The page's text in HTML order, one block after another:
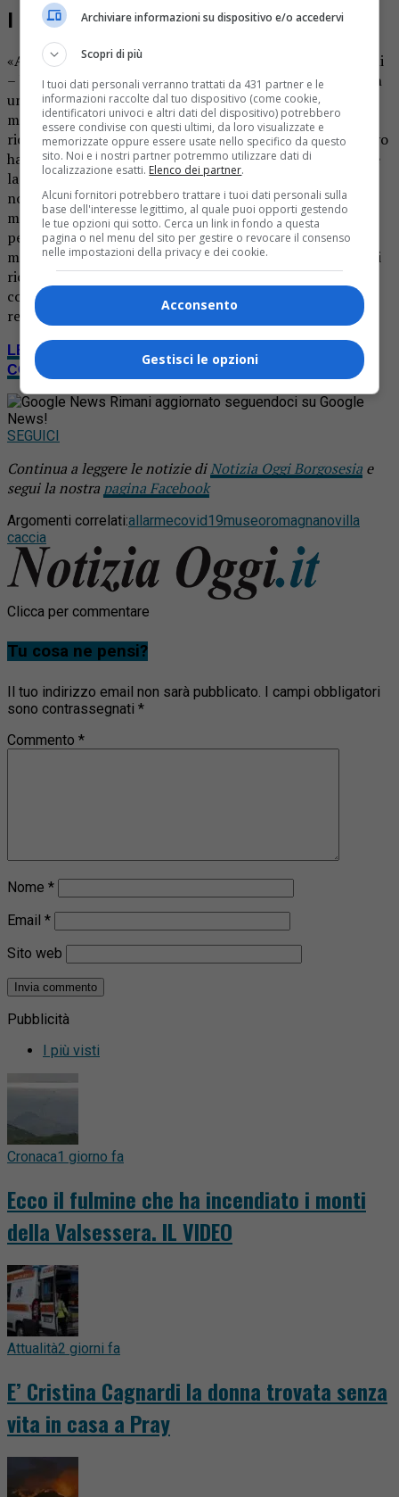
I sintomi
«Alcuni giorni prima – afferma il presidente Franco Tinelli
– l’intero personale del museo era venuto in contatto con
una persona, che nella giornata di venerdì 11, aveva
manifestato sintomi influenzali, potenzialmente
riconducibili all’infezione da Covid-19. Il consiglio direttivo
ha preferito sospendere tutte le attività al fine di tutelare
la sicurezza degli utenti, del personale e dei volontari. Per
non generare inutili allarmismi si è preferito addurre una
motivazione generica, anche per tutelare la privacy delle
persone coinvolte. Con il passare dei giorni, i sintomi
manifestati dalla persona in questione non si sono rivelati
riconducibili al Covid-19, dato che non poteva essere
conosciuto venerdì. Ora le attività del museo riprendono
regolarmente».
LEGGI NOTIZIA OGGI DA CASA: IL TUO GIORNALE
COMPLETO IN VERSIONE DIGITALE
Rimani aggiornato seguendoci su Google
News!
SEGUICI
Continua a leggere le notizie diNotizia Oggi Borgosesia e
segui la nostra pagina Facebook
Argomenti correlati:allarmecovid19museoromagnanovilla
caccia
Clicca per commentare
Tu cosa ne pensi?
Il tuo indirizzo email non sarà pubblicato.
I campi obbligatori
sono contrassegnati *
Commento *
Nome *
Email *
Sito web
Pubblicità
I più visti
Cronaca1 giorno fa
Ecco il fulmine che ha incendiato i monti
della Valsessera. IL VIDEO
Attualità2 giorni fa
E’ Cristina Cagnardi la donna trovata senza
vita in casa a Pray
Archiviare informazioni su dispositivo e/o accedervi
Scopri di più
I tuoi dati personali verranno trattati da 431 partner e le
informazioni raccolte dal tuo dispositivo (come cookie,
identificatori univoci e altri dati del dispositivo) potrebbero
essere condivise con questi ultimi, da loro visualizzate e
memorizzate oppure essere usate nello specifico da questo
sito. Noi e i nostri partner potremmo utilizzare dati di
localizzazione esatti. Elenco dei partner.
Alcuni fornitori potrebbero trattare i tuoi dati personali sulla
base dell'interesse legittimo, al quale puoi opporti gestendo
le tue opzioni qui sotto. Cerca un link in fondo a questa
pagina o nel menu del sito per gestire o revocare il consenso
nelle impostazioni della privacy e dei cookie.
Acconsento
Gestisci le opzioni